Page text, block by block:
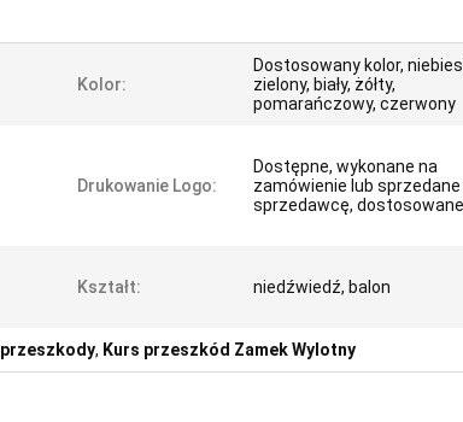
Kolor:
Dostosowany kolor,
zielony, biały, żółty,
pomarańczowy, czerwony
Drukowanie Logo:
Dostępne, wykonane na
zamówienie lub
sprzedawcę, dostosowane
Kształt: niedźwiedź, balon
, Kurs przeszkód Zamek Wylotny